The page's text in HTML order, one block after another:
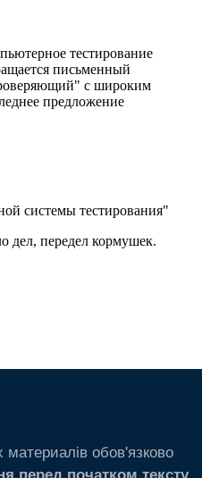
обов'язково
перед початком тексту.